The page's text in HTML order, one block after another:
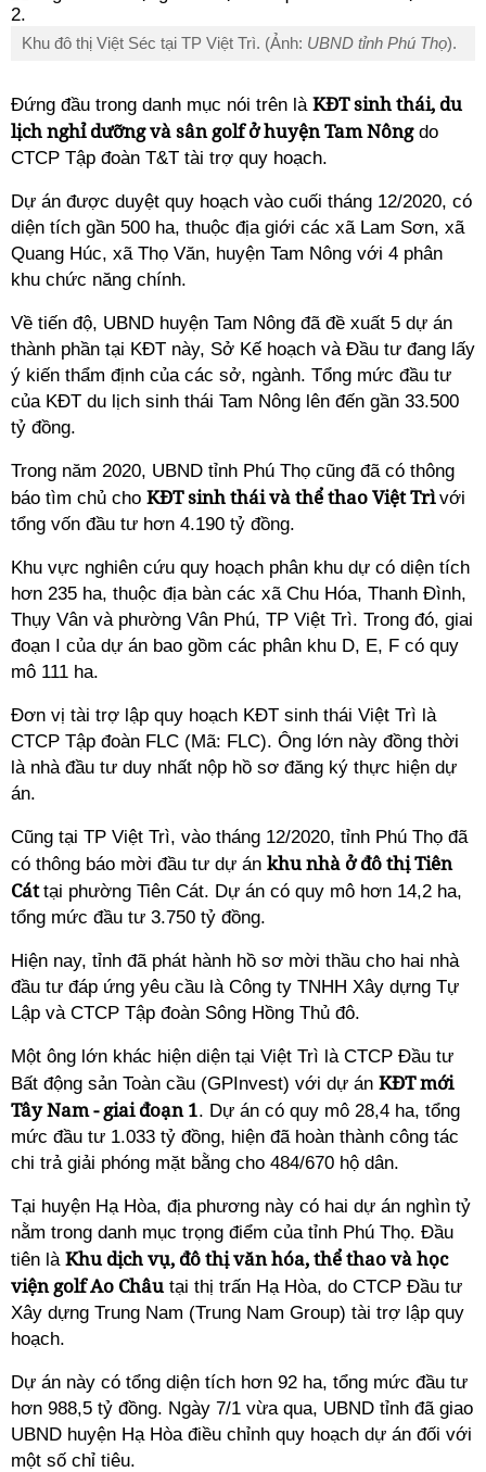
Khu đô thị Việt Séc tại TP Việt Trì. (Ảnh: UBND tỉnh Phú Thọ).
Đứng đầu trong danh mục nói trên là KĐT sinh thái, du
lịch nghỉ dưỡng và sân golf ở huyện Tam Nôngdo
CTCP Tập đoàn T&T tài trợ quy hoạch.
Dự án được duyệt quy hoạch vào cuối tháng 12/2020, có
diện tích gần 500 ha, thuộc địa giới các xã Lam Sơn, xã
Quang Húc, xã Thọ Văn, huyện Tam Nông với 4 phân
khu chức năng chính.
Về tiến độ, UBND huyện Tam Nông đã đề xuất 5 dự án
thành phần tại KĐT này, Sở Kế hoạch và Đầu tư đang lấy
ý kiến thẩm định của các sở, ngành. Tổng mức đầu tư
của KĐT du lịch sinh thái Tam Nông lên đến gần 33.500
tỷ đồng.
Trong năm 2020, UBND tỉnh Phú Thọ cũng đã có thông
báo tìm chủ cho KĐT sinh thái và thể thao Việt Trìvới
tổng vốn đầu tư hơn 4.190 tỷ đồng.
Khu vực nghiên cứu quy hoạch phân khu dự có diện tích
hơn 235 ha, thuộc địa bàn các xã Chu Hóa, Thanh Đình,
Thụy Vân và phường Vân Phú, TP Việt Trì. Trong đó, giai
đoạn I của dự án bao gồm các phân khu D, E, F có quy
mô 111 ha.
Đơn vị tài trợ lập quy hoạch KĐT sinh thái Việt Trì là
CTCP Tập đoàn FLC (Mã: FLC). Ông lớn này đồng thời
là nhà đầu tư duy nhất nộp hồ sơ đăng ký thực hiện dự
án.
Cũng tại TP Việt Trì, vào tháng 12/2020, tỉnh Phú Thọ đã
có thông báo mời đầu tư dự án khu nhà ở đô thị Tiên
Cáttại phường Tiên Cát. Dự án có quy mô hơn 14,2 ha,
tổng mức đầu tư 3.750 tỷ đồng.
Hiện nay, tỉnh đã phát hành hồ sơ mời thầu cho hai nhà
đầu tư đáp ứng yêu cầu là Công ty TNHH Xây dựng Tự
Lập và CTCP Tập đoàn Sông Hồng Thủ đô.
Một ông lớn khác hiện diện tại Việt Trì là CTCP Đầu tư
Bất động sản Toàn cầu (GPInvest) với dự án KĐT mới
Tây Nam - giai đoạn 1. Dự án có quy mô 28,4 ha, tổng
mức đầu tư 1.033 tỷ đồng, hiện đã hoàn thành công tác
chi trả giải phóng mặt bằng cho 484/670 hộ dân.
Tại huyện Hạ Hòa, địa phương này có hai dự án nghìn tỷ
nằm trong danh mục trọng điểm của tỉnh Phú Thọ. Đầu
tiên là Khu dịch vụ, đô thị văn hóa, thể thao và học
viện golf Ao Châutại thị trấn Hạ Hòa, do CTCP Đầu tư
Xây dựng Trung Nam (Trung Nam Group) tài trợ lập quy
hoạch.
Dự án này có tổng diện tích hơn 92 ha, tổng mức đầu tư
hơn 988,5 tỷ đồng. Ngày 7/1 vừa qua, UBND tỉnh đã giao
UBND huyện Hạ Hòa điều chỉnh quy hoạch dự án đối với
một số chỉ tiêu.